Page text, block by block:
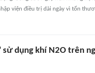
viện điều trị dài ngày vì tổn
sử dụng khí N2O trên